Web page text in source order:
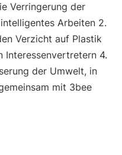
Verringerung der
Arbeiten 2.
Verzicht auf Plastik
Interessenvertretern 4.
der Umwelt, in
mit 3bee